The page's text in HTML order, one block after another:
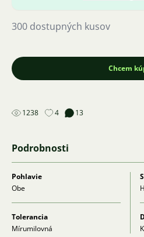
300 dostupných kusov
Chcem
1238 4 13
Podrobnosti
Pohlavie
Obe
Tolerancia
Mírumilovná